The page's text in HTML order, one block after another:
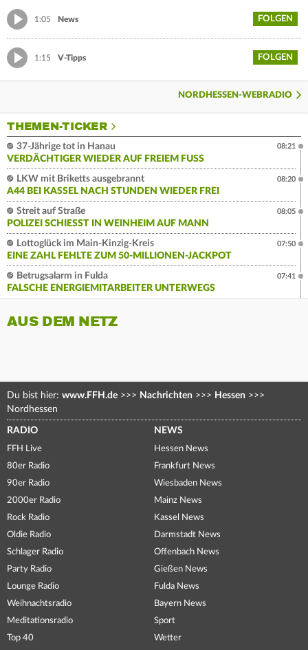
1:05 News FOLGEN
1:15 V-Tipps FOLGEN
NORDHESSEN-WEBRADIO
THEMEN-TICKER
37-Jährige tot in Hanau
VERDÄCHTIGER WIEDER AUF FREIEM FUSS
08:21
LKW mit Briketts ausgebrannt
A44 BEI KASSEL NACH STUNDEN WIEDER FREI
08:20
Streit auf Straße
POLIZEI SCHIESST IN WEINHEIM AUF MANN
08:05
Lottoglück im Main-Kinzig-Kreis
EINE ZAHL FEHLTE ZUM 50-MILLIONEN-JACKPOT
07:50
Betrugsalarm in Fulda
FALSCHE ENERGIEMITARBEITER UNTERWEGS
07:41
AUS DEM NETZ
Du bist hier: www.FFH.de >>> Nachrichten >>> Hessen >>>
Nordhessen
RADIO
FFH Live
80er Radio
90er Radio
2000er Radio
Rock Radio
Oldie Radio
Schlager Radio
Party Radio
Lounge Radio
Weihnachtsradio
Meditationsradio
Top 40
NEWS
Hessen News
Frankfurt News
Wiesbaden News
Mainz News
Kassel News
Darmstadt News
Offenbach News
Gießen News
Fulda News
Bayern News
Sport
Wetter